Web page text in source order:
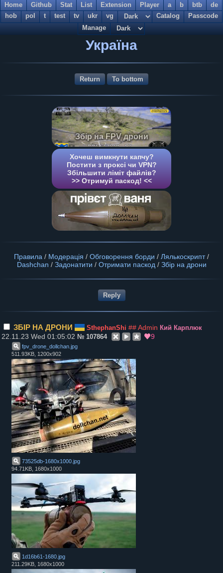
Home Github Stat List Extension Player a b btb
de
hob
pol t test tv ukr vg Catalog
Passcode
Manage
Україна
Return To bottom
Збір на FPV дрони
Хочеш вимкнути капчу?
Постити з проксі чи VPN?
Збільшити ліміт файлів?
>> Отримуй паскод! <<
Правила / Модерація / Обговорення борди / Лялькоскрипт/
Dashchan / Задонатити / Отримати паскод / Збір на дрони
ЗБІР НА ДРОНИ SthephanShi ## Admin Кий Карплюк
22.11.23 Wed 01:05:02 № 107864 9
fpv_drone_dollchan jpg
511.93KB, 1200x902
73525db-1680x1000 jpg
94.71KB, 1680x1000
1d16b61-1680 jpg
211.29KB, 1680x1000